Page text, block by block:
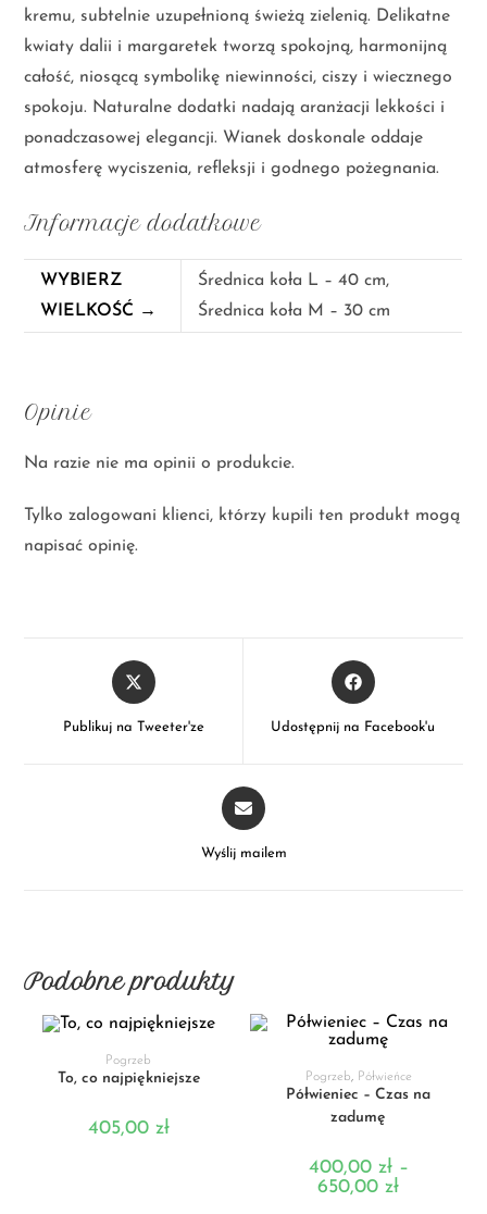
kremu, subtelnie uzupełnioną świeżą zielenią. Delikatne
kwiaty dalii i margaretek tworzą spokojną, harmonijną
całość, niosącą symbolikę niewinności, ciszy i wiecznego
spokoju. Naturalne dodatki nadają aranżacji lekkości i
ponadczasowej elegancji. Wianek doskonale oddaje
atmosferę wyciszenia, refleksji i godnego pożegnania.
Informacje dodatkowe
WYBIERZ
WIELKOŚĆ →
Średnica koła L – 40 cm,
Średnica koła M – 30 cm
Opinie
Na razie nie ma opinii o produkcie.
Tylko zalogowani klienci, którzy kupili ten produkt mogą
napisać opinię.
Publikuj na Tweeter'ze Udostępnij na Facebook'u
Wyślij mailem
Podobne produkty
DODAJ DO KOSZYKA
Pogrzeb
To, co najpiękniejsze
405,00 zł
WYBIERZ OPCJE
Pogrzeb, Półwieńce
Półwieniec – Czas na
zadumę
400,00 zł –
650,00zł